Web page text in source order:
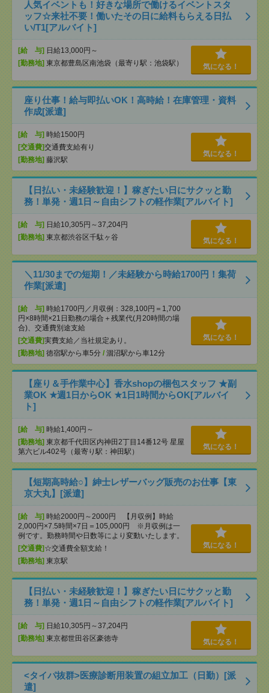
人気イベントも！好きな場所で働けるイベントスタ
ッフ☆来社不要！働いたその日に給料もらえる日払
い/T1[アルバイト]
[給 与] 日給13,000円～
[勤務地] 東京都豊島区南池袋（最寄り駅：池袋駅） 気になる！
座り仕事！給与即払いOK！高時給！在庫管理・資料
作成[派遣]
[給 与] 時給1500円
[交通費]交通費支給有り
[勤務地] 藤沢駅
気になる！
【日払い・未経験歓迎！】稼ぎたい日にサクッと勤
務！単発・週1日～自由シフトの軽作業[アルバイト]
[給 与] 日給10,305円～37,204円
[勤務地] 東京都渋谷区千駄ヶ谷 気になる！
＼11/30までの短期！／未経験から時給1700円！集荷
作業[派遣]
[給 与] 時給1700円／月収例：328,100円＝1,700
円×8時間×21日勤務の場合＋残業代(月20時間の場
合)、交通費別途支給
[交通費]実費支給／当社規定あり。
[勤務地] 徳宿駅から車5分 / 涸沼駅から車12分
気になる！
【座り＆手作業中心】香水shopの梱包スタッフ ★副
業OK ★週1日からOK ★1日1時間からOK[アルバイ
ト]
[給 与] 時給1,400円～
[勤務地] 東京都千代田区内神田2丁目14番12号 星屋
第六ビル402号（最寄り駅：神田駅）
気になる！
【短期高時給○】紳士レザーバッグ販売のお仕事【東
京大丸】[派遣]
[給 与] 時給2000円～2000円 【月収例】時給
2,000円×7.5時間×7日＝105,000円 ※月収例は一
例です。勤務時間や日数等により変動いたします。
[交通費] ☆交通費全額支給！
[勤務地] 東京駅
気になる！
【日払い・未経験歓迎！】稼ぎたい日にサクッと勤
務！単発・週1日～自由シフトの軽作業[アルバイト]
[給 与] 日給10,305円～37,204円
[勤務地] 東京都世田谷区豪徳寺 気になる！
<タイパ抜群>医療診断用装置の組立加工（日勤）[派
遣]